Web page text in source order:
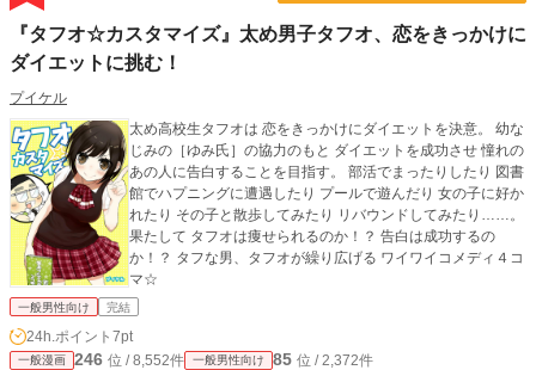
『タフオ☆カスタマイズ』太め男子タフオ、恋をきっかけに
ダイエットに挑む！
プイケル
太め高校生タフオは 恋をきっかけにダイエットを決意。 幼な
じみの［ゆみ氏］の協力のもと ダイエットを成功させ 憧れの
あの人に告白することを目指す。 部活でまったりしたり 図書
館でハプニングに遭遇したり プールで遊んだり 女の子に好か
れたり その子と散歩してみたり リバウンドしてみたり……。
果たして タフオは痩せられるのか！？ 告白は成功するの
か！？ タフな男、タフオが繰り広げる ワイワイコメディ４コ
マ☆
一般男性向け 完結
24h.ポイント 7pt
一般漫画 246 位 / 8,552件 一般男性向け 85 位 / 2,372件